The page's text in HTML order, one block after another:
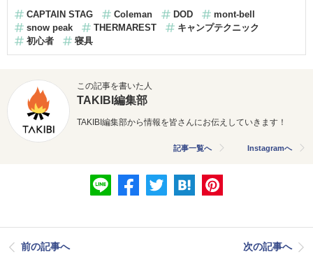
CAPTAIN STAG Coleman DOD
mont-bell
snow peak
THERMAREST
キャンプテクニック
初心者
寝具
この記事を書いた人
TAKIBI編集部
TAKIBI編集部から情報を皆さんにお伝えしていきます！
記事一覧へ Instagramへ
前の記事へ 次の記事へ